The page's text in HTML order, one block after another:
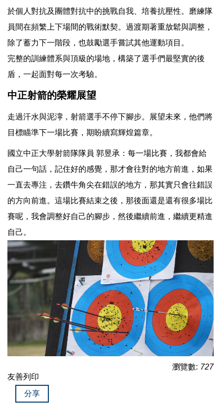
於個人對抗及團體對抗中的挑戰自我、培養抗壓性。磨練隊
員間在頻繁上下場間的戰術默契。過渡期著重放鬆與調整，
除了蓄力下一階段，也鼓勵選手嘗試其他運動項目。
完整的訓練體系與頂級的場地，構築了選手們最堅實的後
盾，一起面對每一次考驗。
中正射箭的榮耀展望
走過汗水與泥濘，射箭選手不停下腳步。展望未來，他們將
目標瞄準下一場比賽，期盼續寫輝煌篇章。
國立中正大學射箭隊隊員 郭昱承：每一場比賽，我都會給
自己一句話，記住好的感覺，那才會往對的地方前進，如果
一直去專注，去鑽牛角尖在錯誤的地方，那其實只會往錯誤
的方向前進。這場比賽結束之後，那後面還是還有很多場比
賽呢，我會調整好自己的腳步，然後繼續前進，繼續更精進
自己。
瀏覽數: 727
友善列印
分享